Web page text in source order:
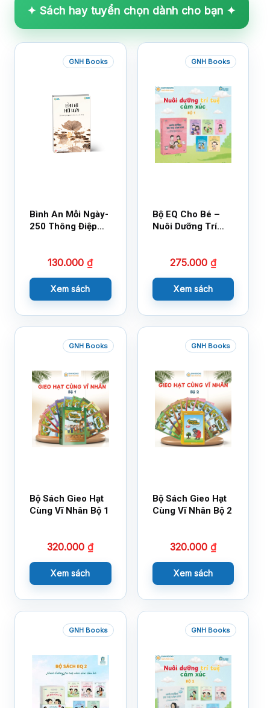
✦ Sách hay tuyển chọn dành cho bạn ✦
GNH Books
Bình An Mỗi Ngày-
250 Thông Điệp
130.000₫
Xem sách
GNH Books
Bộ EQ Cho Bé –
Nuôi Dưỡng Trí
275.000 ₫
Xem sách
GNH Books
Bộ Sách Gieo Hạt
Cùng Vĩ Nhân Bộ 1
320.000₫
Xem sách
GNH Books
Bộ Sách Gieo Hạt
Cùng Vĩ Nhân Bộ 2
320.000 ₫
Xem sách
GNH Books GNH Books